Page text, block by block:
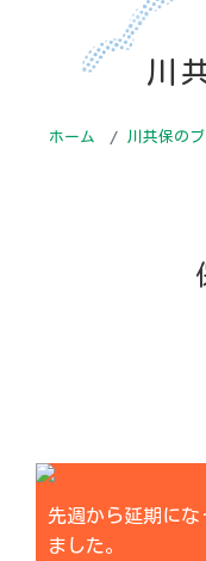
川
ホーム 川共保の
先週から延期に
ました。